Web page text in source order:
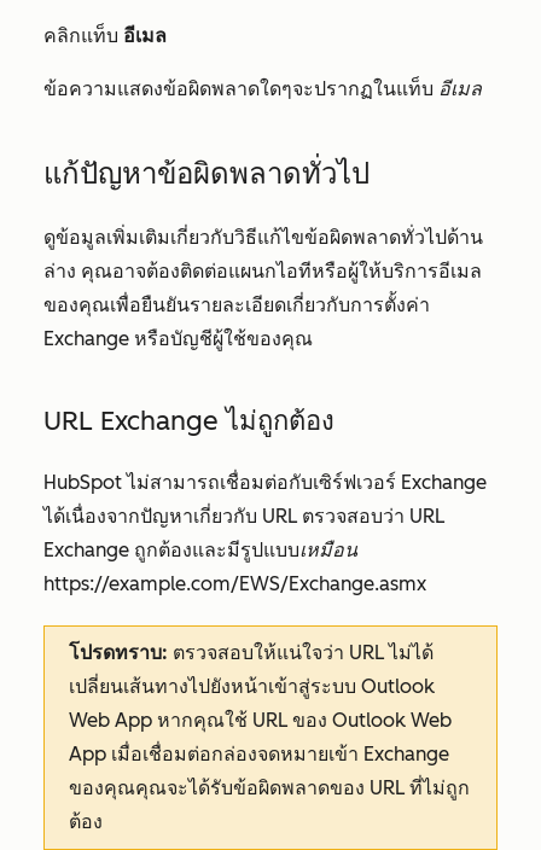
คลิกแท็บ อีเมล
ข้อความแสดงข้อผิดพลาดใดๆจะปรากฏในแท็บ อีเมล
แก้ปัญหาข้อผิดพลาดทั่วไป
ดูข้อมูลเพิ่มเติมเกี่ยวกับวิธีแก้ไขข้อผิดพลาดทั่วไปด้าน
ล่าง คุณอาจต้องติดต่อแผนกไอทีหรือผู้ให้บริการอีเมล
ของคุณเพื่อยืนยันรายละเอียดเกี่ยวกับการตั้งค่า
Exchange หรือบัญชีผู้ใช้ของคุณ
URL Exchange ไม่ถูกต้อง
HubSpot ไม่สามารถเชื่อมต่อกับเซิร์ฟเวอร์ Exchange
ได้เนื่องจากปัญหาเกี่ยวกับ URL ตรวจสอบว่า URL
Exchange ถูกต้องและมีรูปแบบเหมือน
https://example.com/EWS/Exchange.asmx
โปรดทราบ: ตรวจสอบให้แน่ใจว่า URL ไม่ได้
เปลี่ยนเส้นทางไปยังหน้าเข้าสู่ระบบ Outlook
Web App หากคุณใช้ URL ของ Outlook Web
App เมื่อเชื่อมต่อกล่องจดหมายเข้า Exchange
ของคุณคุณจะได้รับข้อผิดพลาดของ URL ที่ไม่ถูก
ต้อง